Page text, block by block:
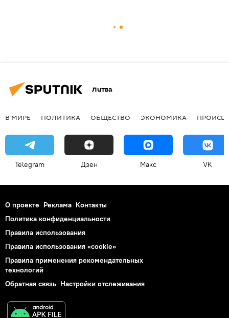
Литва
В МИРЕ ПОЛИТИКА ОБЩЕСТВО ЭКОНОМИКА
Telegram Дзен Макс VK
О проекте Реклама Контакты
Политика конфиденциальности
Правила использования
Правила использования «cookie»
Правила применения рекомендательных
технологий
Обратная связь Настройки отслеживания